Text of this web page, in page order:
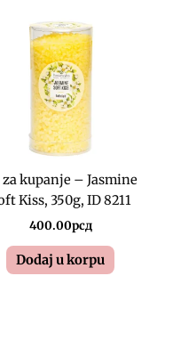
za kupanje – Jasmine
Kiss, 350g, ID 8211
400.00рсд
Dodaj u korpu